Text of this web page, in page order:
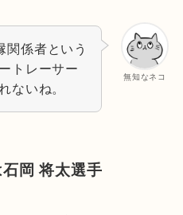
無知なネコ
関係者という
トレーサー
ないね。
岡 将太選手